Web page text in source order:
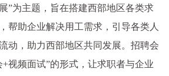
”为主题，旨在搭建西部地区各类求
帮助企业解决用工需求，引导各类人
动，助力西部地区共同发展。招聘会
视频面试”的形式，让求职者与企业